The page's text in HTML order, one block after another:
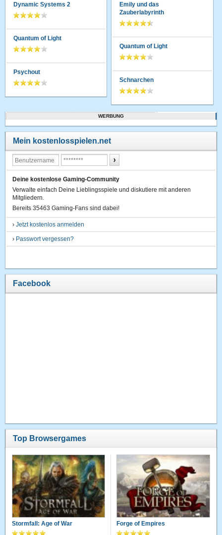
Dynamic Systems 2
Quantum of Light
Psychout
Emily und das
Zauberlabyrinth
Quantum of Light
Schnarchen
WERBUNG
Mein kostenlosspielen.net
Deine kostenlose Gaming-Community
Verwalte einfach Deine Lieblingsspiele und diskutiere mit anderen
Mitgliedern.
Bereits 35463 Gaming-Fans sind dabei!
›Jetzt kostenlos anmelden
› Passwort vergessen?
Facebook
Top Browsergames
Stormfall: Age of War Forge of Empires